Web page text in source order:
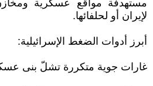
مستهدفة مواقع عسكرية
لإيران أو لحلفائها.
أبرز أدوات الضغط الإسرائيلية:
غارات جوية متكررة تشلّ بنى